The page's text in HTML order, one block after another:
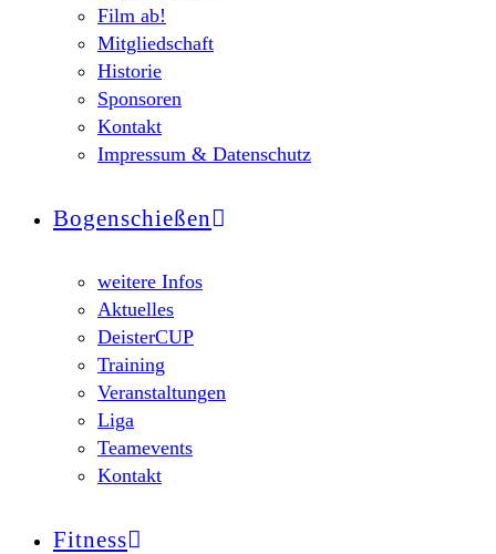
Film ab!
Mitgliedschaft
Historie
Sponsoren
Kontakt
Impressum & Datenschutz
Bogenschießen
weitere Infos
Aktuelles
DeisterCUP
Training
Veranstaltungen
Liga
Teamevents
Kontakt
Fitness